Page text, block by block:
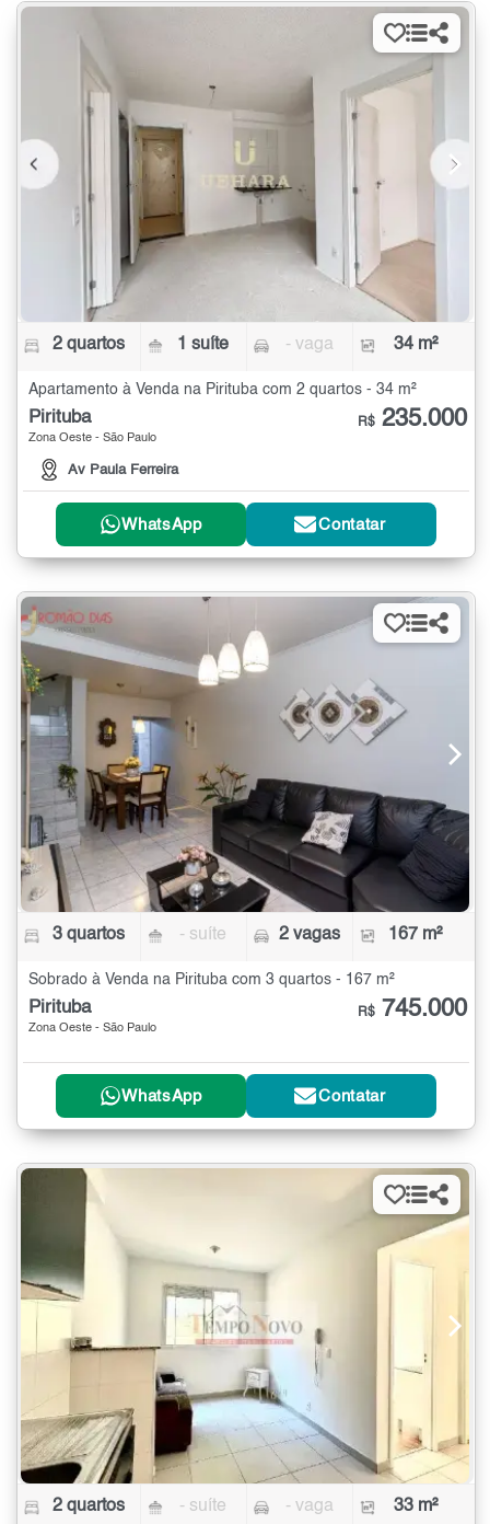
2 quartos 1 suíte - vaga 34 m²
Apartamento à Venda na Pirituba com 2 quartos - 34 m²
Pirituba
Zona Oeste - São Paulo
Av Paula Ferreira
R$ 235.000
WhatsApp Contatar
3 quartos - suíte 2 vagas 167 m²
Sobrado à Venda na Pirituba com 3 quartos - 167 m²
Pirituba
Zona Oeste - São Paulo
R$ 745.000
WhatsApp Contatar
2 quartos - suíte - vaga 33 m²